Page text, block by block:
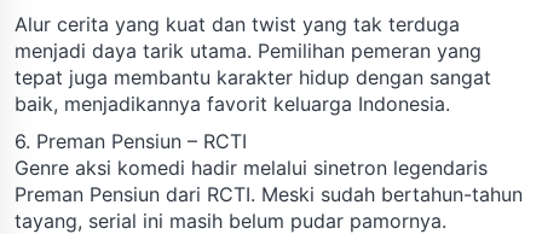
Alur cerita yang kuat dan twist yang tak terduga
menjadi daya tarik utama. Pemilihan pemeran yang
tepat juga membantu karakter hidup dengan sangat
baik, menjadikannya favorit keluarga Indonesia.
6. Preman Pensiun – RCTI
Genre aksi komedi hadir melalui sinetron legendaris
Preman Pensiun dari RCTI. Meski sudah bertahun-tahun
tayang, serial ini masih belum pudar pamornya.